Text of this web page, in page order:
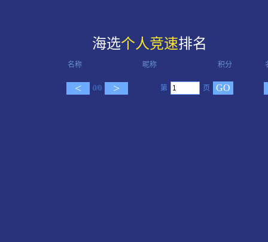
海选个人竞速排名
名称 昵称 积分
< 0/0 > 第 页 GO